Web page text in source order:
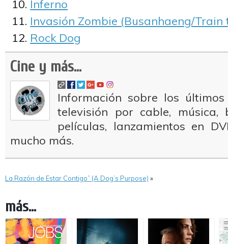
Inferno
Invasión Zombie (Busanhaeng/Train
Rock Dog
Cine y más...
Información sobre los
televisión por cable, música,
películas, lanzamientos en
mucho más.
La Razón de Estar Contigo” (A Dog’s Purpose) »
más...